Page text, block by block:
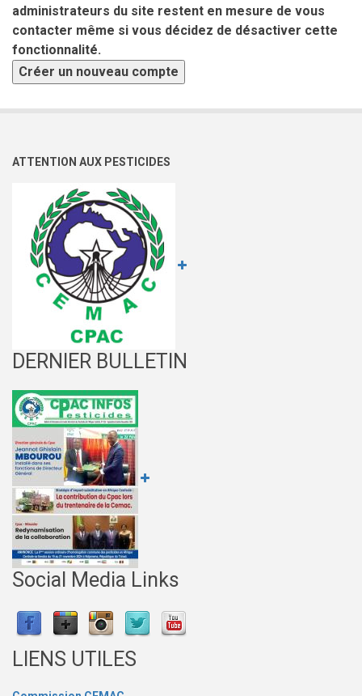
administrateurs du site restent en mesure de vous
contacter même si vous décidez de désactiver cette
fonctionnalité.
ATTENTION AUX PESTICIDES
DERNIER BULLETIN
Social Media Links
LIENS UTILES